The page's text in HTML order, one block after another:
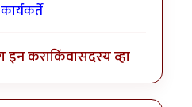
इन कराकिंवासदस्य व्हा